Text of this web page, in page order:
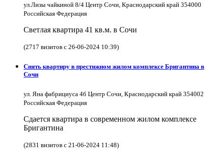
ул.Лизы чайкиной 8/4 Центр Сочи, Краснодарский край 354000
Российская Федерация
Светлая квартира 41 кв.м. в Сочи
(2717 визитов с 26-06-2024 10:39)
Снять квартиру в престижном жилом комплексе Бригантина в
Сочи
ул. Яна фабрициуса 4б Центр Сочи, Краснодарский край 354002
Российская Федерация
Сдается квартира в современном жилом комплексе
Бригантина
(2831 визитов с 21-06-2024 11:48)